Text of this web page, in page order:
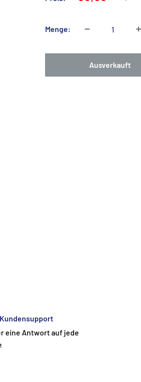
Menge:
Ausverkauft
eine Antwort auf jede